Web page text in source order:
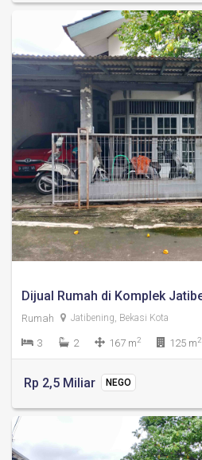
Dijual Rumah di Komplek
Rumah Jatibening, Bekasi Kota
3 2 167 m2 125 m2
Rp 2,5 Miliar NEGO